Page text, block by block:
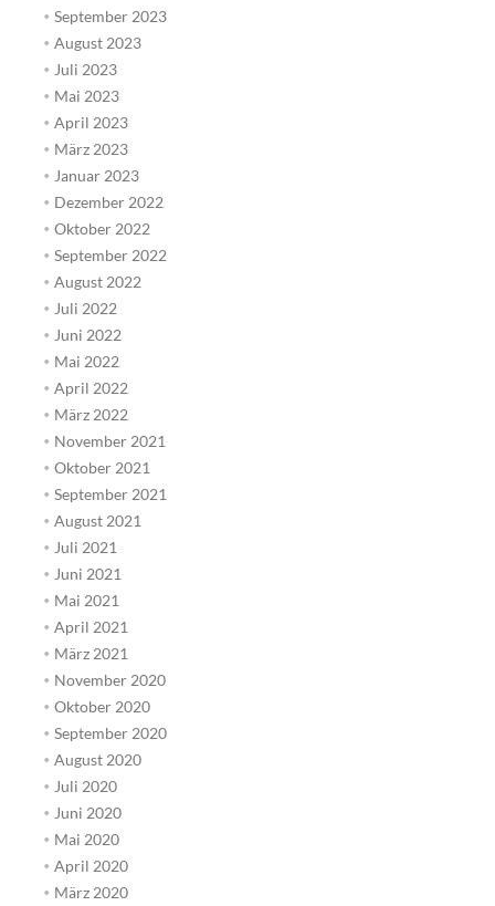
September 2023
August 2023
Juli 2023
Mai 2023
April 2023
März 2023
Januar 2023
Dezember 2022
Oktober 2022
September 2022
August 2022
Juli 2022
Juni 2022
Mai 2022
April 2022
März 2022
November 2021
Oktober 2021
September 2021
August 2021
Juli 2021
Juni 2021
Mai 2021
April 2021
März 2021
November 2020
Oktober 2020
September 2020
August 2020
Juli 2020
Juni 2020
Mai 2020
April 2020
März 2020